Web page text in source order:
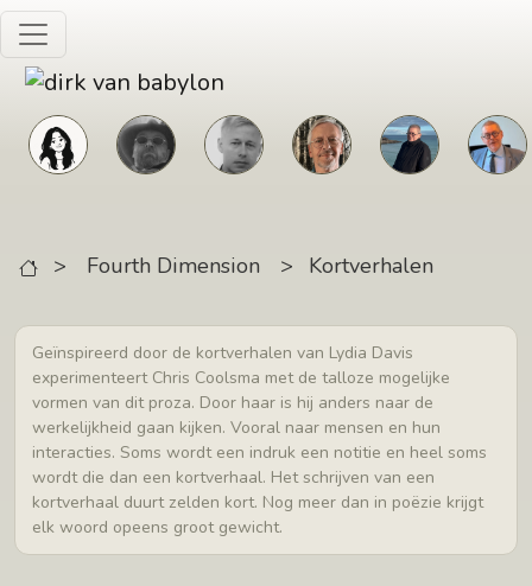
Skip to main content
> Fourth Dimension > Kortverhalen
Geïnspireerd door de kortverhalen van Lydia Davis
experimenteert Chris Coolsma met de talloze mogelijke
vormen van dit proza. Door haar is hij anders naar de
werkelijkheid gaan kijken. Vooral naar mensen en hun
interacties. Soms wordt een indruk een notitie en heel soms
wordt die dan een kortverhaal. Het schrijven van een
kortverhaal duurt zelden kort. Nog meer dan in poëzie krijgt
elk woord opeens groot gewicht.